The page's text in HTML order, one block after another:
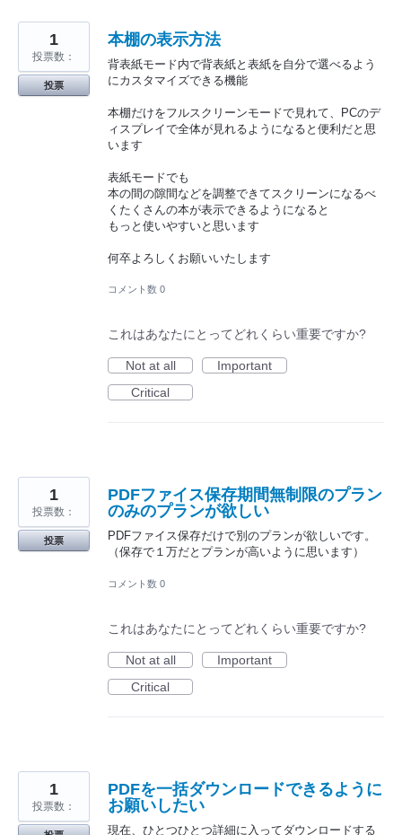
本棚の表示方法
背表紙モード内で背表紙と表紙を自分で選べるよう
にカスタマイズできる機能
本棚だけをフルスクリーンモードで見れて、PCのデ
ィスプレイで全体が見れるようになると便利だと思
います
表紙モードでも
本の間の隙間などを調整できてスクリーンになるべ
くたくさんの本が表示できるようになると
もっと使いやすいと思います
何卒よろしくお願いいたします
1
投票数：
投票
コメント数 0
これはあなたにとってどれくらい重要ですか?
Not at all
Important
Critical
PDFファイス保存期間無制限のプラン
のみのプランが欲しい
PDFファイス保存だけで別のプランが欲しいです。
（保存で１万だとプランが高いように思います）
1
投票数：
投票
コメント数 0
これはあなたにとってどれくらい重要ですか?
Not at all
Important
Critical
PDFを一括ダウンロードできるように
お願いしたい
現在、ひとつひとつ詳細に入ってダウンロードする
1
投票数：